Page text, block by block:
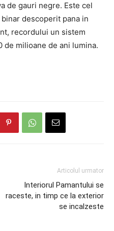
de gauri negre. Este cel
descoperit pana in
recordului un sistem
milioane de ani lumina.
Articolul urmator
Interiorul Pamantului se
raceste, in timp ce la exterior
se incalzeste